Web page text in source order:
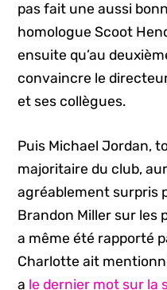
pas fait une aussi
homologue Scoot
ensuite qu’au
convaincre le
et ses collègues.
Puis Michael Jordan,
majoritaire du club,
agréablement surpris
Brandon Miller sur les
a même été rapporté
Charlotte ait
a le dernier mot sur la